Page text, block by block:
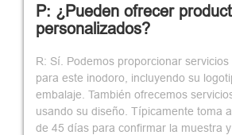
P: ¿Pueden ofrecer
personalizados?
R: Sí. Podemos proporcionar servicios
para este inodoro, incluyendo su
embalaje. También ofrecemos
usando su diseño. Típicamente toma
de 45 días para confirmar la muestra